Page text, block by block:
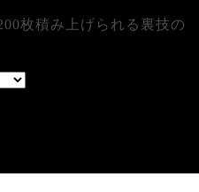
枚積み上げられる裏技の